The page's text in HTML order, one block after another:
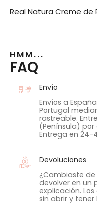
Real Natura Creme de
HMM...
FAQ
Envío
Envíos a
Portugal
rastreable.
(Península)
Entrega en 24-
Devoluciones
¿Cambiaste de
devolver en un
explicación.
sin abrir y tener